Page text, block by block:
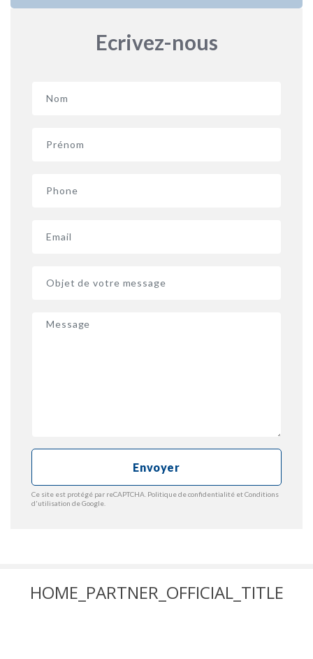
Ecrivez-nous
Envoyer
Ce site est protégé par reCAPTCHA. Politique de confidentialité etConditions
d'utilisation de Google.
HOME_PARTNER_OFFICIAL_TITLE